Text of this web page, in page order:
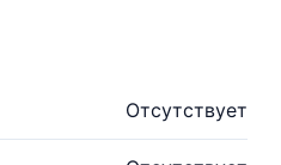
Отсутствует